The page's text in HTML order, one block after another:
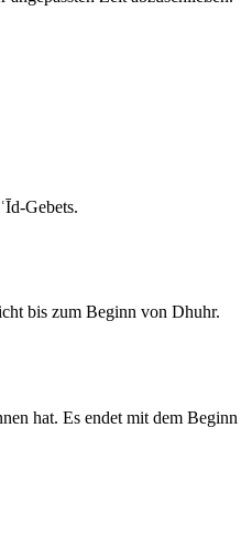
Gebets.
bis zum Beginn von Dhuhr.
hat. Es endet mit dem